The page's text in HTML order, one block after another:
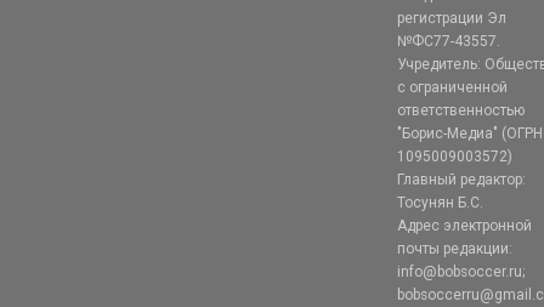
регистрации Эл
№ФС77-43557.
Учредитель:
с ограниченной
ответственностью
"Борис-Медиа" (ОГРН
1095009003572)
Главный редактор:
Тосунян Б.С.
Адрес электронной
почты редакции:
info@bobsoccer.ru;